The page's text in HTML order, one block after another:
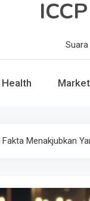
Health
Menakjubkan